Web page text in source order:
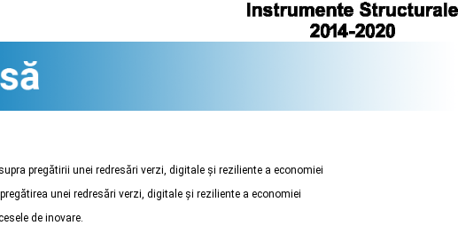
pregătirii unei redresări verzi, digitale și reziliente a economiei
unei redresări verzi, digitale și reziliente a economiei
de inovare.